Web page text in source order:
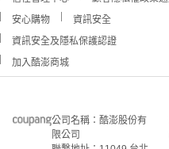
安心購物
資訊安全
資訊安全及隱私保護認證
加入酷澎商城
公司名稱：酷澎股份有
限公司